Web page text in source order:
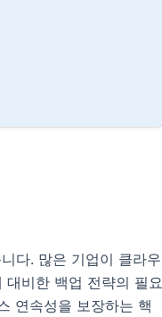
다. 많은 기업이 클라우
비한 백업 전략의 필요
연속성을 보장하는 핵